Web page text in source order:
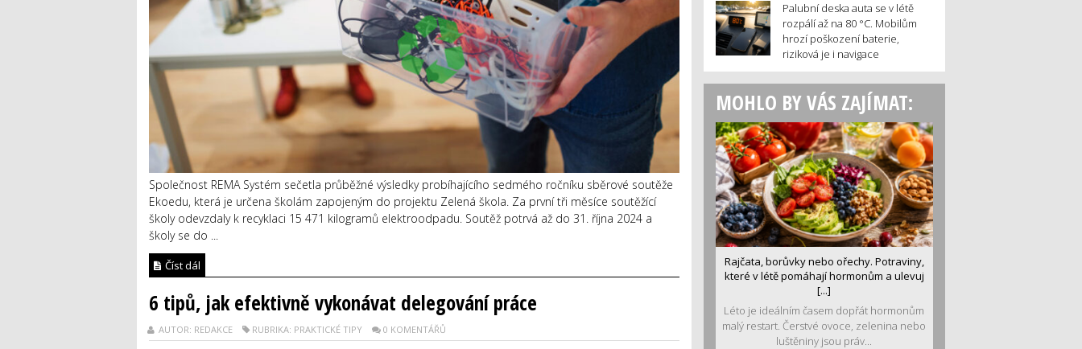
Společnost REMA Systém sečetla průběžné výsledky probíhajícího sedmého ročníku sběrové soutěže
Ekoedu, která je určena školám zapojeným do projektu Zelená škola. Za první tři měsíce soutěžící
školy odevzdaly k recyklaci 15 471 kilogramů elektroodpadu. Soutěž potrvá až do 31. října 2024 a
školy se do ...
Číst dál
6 tipů, jak efektivně vykonávat delegování práce
AUTOR: REDAKCE RUBRIKA: PRAKTICKÉ TIPY 0 KOMENTÁŘŮ
Palubní deska auta se v létě
rozpálí až na 80 °C. Mobilům
hrozí poškození baterie,
riziková je i navigace
MOHLO BY VÁS ZAJÍMAT:
Rajčata, borůvky nebo ořechy. Potraviny,
které v létě pomáhají hormonům a ulevuj
[...]
Léto je ideálním časem dopřát hormonům
malý restart. Čerstvé ovoce, zelenina nebo
luštěniny jsou práv...